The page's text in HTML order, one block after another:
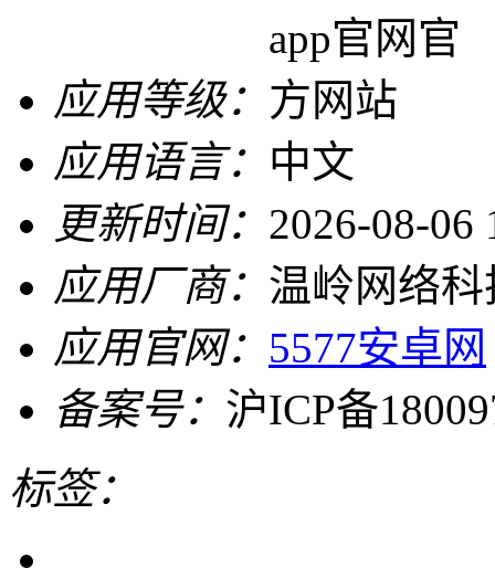
应用等级：
应用语言： 中文
更新时间： 2026-08-06
应用厂商： 温岭网络
应用官网： 5577安卓网
备案号： 沪ICP备
标签：